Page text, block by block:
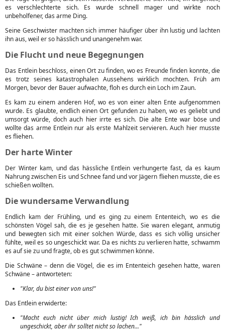
es verschlechterte sich. Es wurde schnell mager und wirkte noch
unbeholfener, das arme Ding.
Seine Geschwister machten sich immer häufiger über ihn lustig und lachten
ihn aus, weil er so hässlich und unangenehm war.
Die Flucht und neue Begegnungen
Das Entlein beschloss, einen Ort zu finden, wo es Freunde finden konnte, die
es trotz seines katastrophalen Aussehens wirklich mochten. Früh am
Morgen, bevor der Bauer aufwachte, floh es durch ein Loch im Zaun.
Es kam zu einem anderen Hof, wo es von einer alten Ente aufgenommen
wurde. Es glaubte, endlich einen Ort gefunden zu haben, wo es geliebt und
umsorgt würde, doch auch hier irrte es sich. Die alte Ente war böse und
wollte das arme Entlein nur als erste Mahlzeit servieren. Auch hier musste
es fliehen.
Der harte Winter
Der Winter kam, und das hässliche Entlein verhungerte fast, da es kaum
Nahrung zwischen Eis und Schnee fand und vor Jägern fliehen musste, die es
schießen wollten.
Die wundersame Verwandlung
Endlich kam der Frühling, und es ging zu einem Ententeich, wo es die
schönsten Vögel sah, die es je gesehen hatte. Sie waren elegant, anmutig
und bewegten sich mit einer solchen Würde, dass es sich völlig unsicher
fühlte, weil es so ungeschickt war. Da es nichts zu verlieren hatte, schwamm
es auf sie zu und fragte, ob es gut schwimmen könne.
Die Schwäne – denn die Vögel, die es im Ententeich gesehen hatte, waren
Schwäne – antworteten:
"Klar, du bist einer von uns!"
Das Entlein erwiderte:
"Macht euch nicht über mich lustig! Ich weiß, ich bin hässlich und
ungeschickt, aber ihr solltet nicht so lachen..."